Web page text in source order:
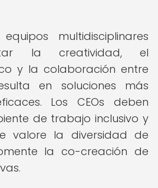
multidisciplinares
la creatividad, el
y la colaboración entre
en soluciones más
Los CEOs deben
de trabajo inclusivo y
valore la diversidad de
la co-creación de